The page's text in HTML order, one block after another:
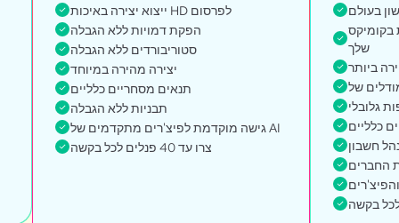
ייצוא יצירה באיכות HD לפרסום
הפקת דמויות ללא הגבלה
סטוריבורדים ללא הגבלה
יצירה מהירה במיוחד
תנאים מסחריים כלליים
תבניות ללא הגבלה
גישה מוקדמת לפיצ'רים מתקדמים של AI
צרו עד 40 פנלים לכל בקשה
בעולם
בקומיקס
שלך
ביותר
גלובלי
כלליים
חשבון
החברים